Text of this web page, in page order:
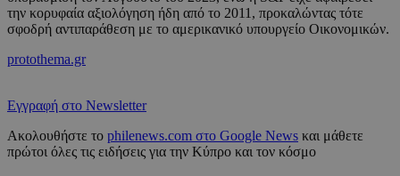
την κορυφαία αξιολόγηση ήδη από το 2011, προκαλώντας τότε
σφοδρή αντιπαράθεση με το αμερικανικό υπουργείο Οικονομικών.
protothema.gr
Εγγραφή στο Newsletter
Ακολουθήστε το philenews.com στο Google News και μάθετε
πρώτοι όλες τις ειδήσεις για την Κύπρο και τον κόσμο